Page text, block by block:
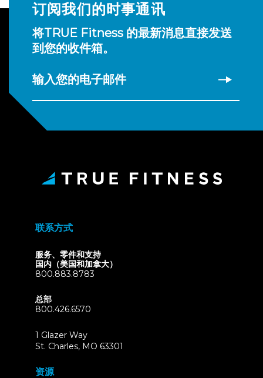
订阅我们的时事通讯
将TRUE Fitness 的最新消息直接发送
到您的收件箱。
输入您的电子邮件
联系方式
服务、零件和支持
国内（美国和加拿大）
800.883.8783
总部
800.426.6570
1 Glazer Way
St. Charles, MO 63301
资源